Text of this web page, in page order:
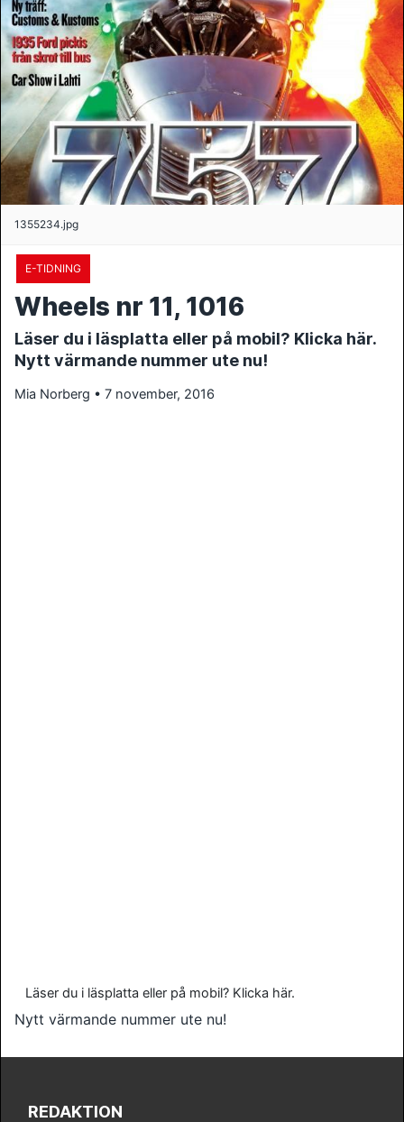
1355234.jpg
E-TIDNING
Wheels nr 11, 1016
Läser du i läsplatta eller på mobil? Klicka här.
Nytt värmande nummer ute nu!
Mia Norberg • 7 november, 2016
Läser du i läsplatta eller på mobil? Klicka här.
Nytt värmande nummer ute nu!
REDAKTION